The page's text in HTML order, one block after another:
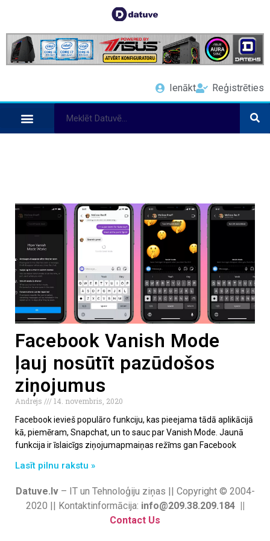
Ienākt Reģistrēties
Facebook Vanish Mode
ļauj nosūtīt pazūdošos
ziņojumus
Andrejs
14. novembris, 2020
Facebook ievieš populāro funkciju, kas pieejama tādā aplikācijā
kā, piemēram, Snapchat, un to sauc par Vanish Mode. Jaunā
funkcija ir īslaicīgs ziņojumapmaiņas režīms gan Facebook
Lasīt pilnu rakstu »
Datuve.lv– IT un Tehnoloģiju ziņas || Copyright © 2004-
2020 || Kontaktinformācija: info@209.38.209.184 ||
Contact Us